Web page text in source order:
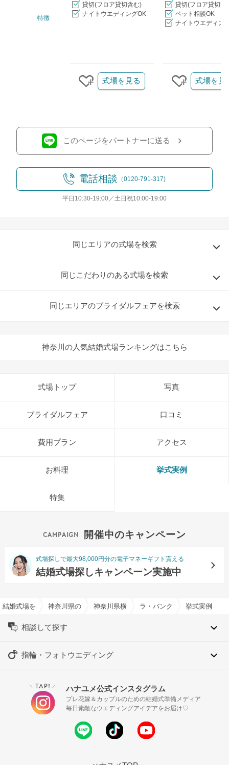
特徴
貸切(フロア貸切含む)
ナイトウエディングOK
貸切(フロア貸切含
ペット相談OK
ナイトウエディン
クリップする
式場を見る
クリップす
式場を見
このページをパートナーに送る
電話相談 （0120-791-317)
平日10:30-19:00／土日祝10:00-19:00
同じエリアの式場を検索
同じこだわりのある式場を検索
同じエリアのブライダルフェアを検索
神奈川の人気結婚式場ランキングはこちら
式場トップ 写真
ブライダルフェア 口コミ
費用プラン アクセス
お料理 挙式実例
特集
開催中のキャンペーン
式場探しで最大98,000円分の電子マネーギフト貰える
結婚式場探しキャンペーン実施中
結婚式場を探すならハナユメ神奈川県の結婚式場一覧神奈川県横浜市の結婚式場一覧
ラ・バンク・ド・ロア（横
挙式実例
相談して探す
指輪・フォトウエディング
＼ TAP! ／ ハナユメ公式インスタグラム
プレ花嫁＆カップルのための結婚式準備メディア
毎日素敵なウエディングアイデアをお届け♡